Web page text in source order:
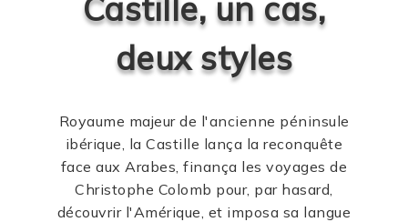
Castille, un cas,
deux styles
Royaume majeur de l'ancienne péninsule
ibérique, la Castille lança la reconquête
face aux Arabes, finança les voyages de
Christophe Colomb pour, par hasard,
découvrir l'Amérique, et imposa sa langue